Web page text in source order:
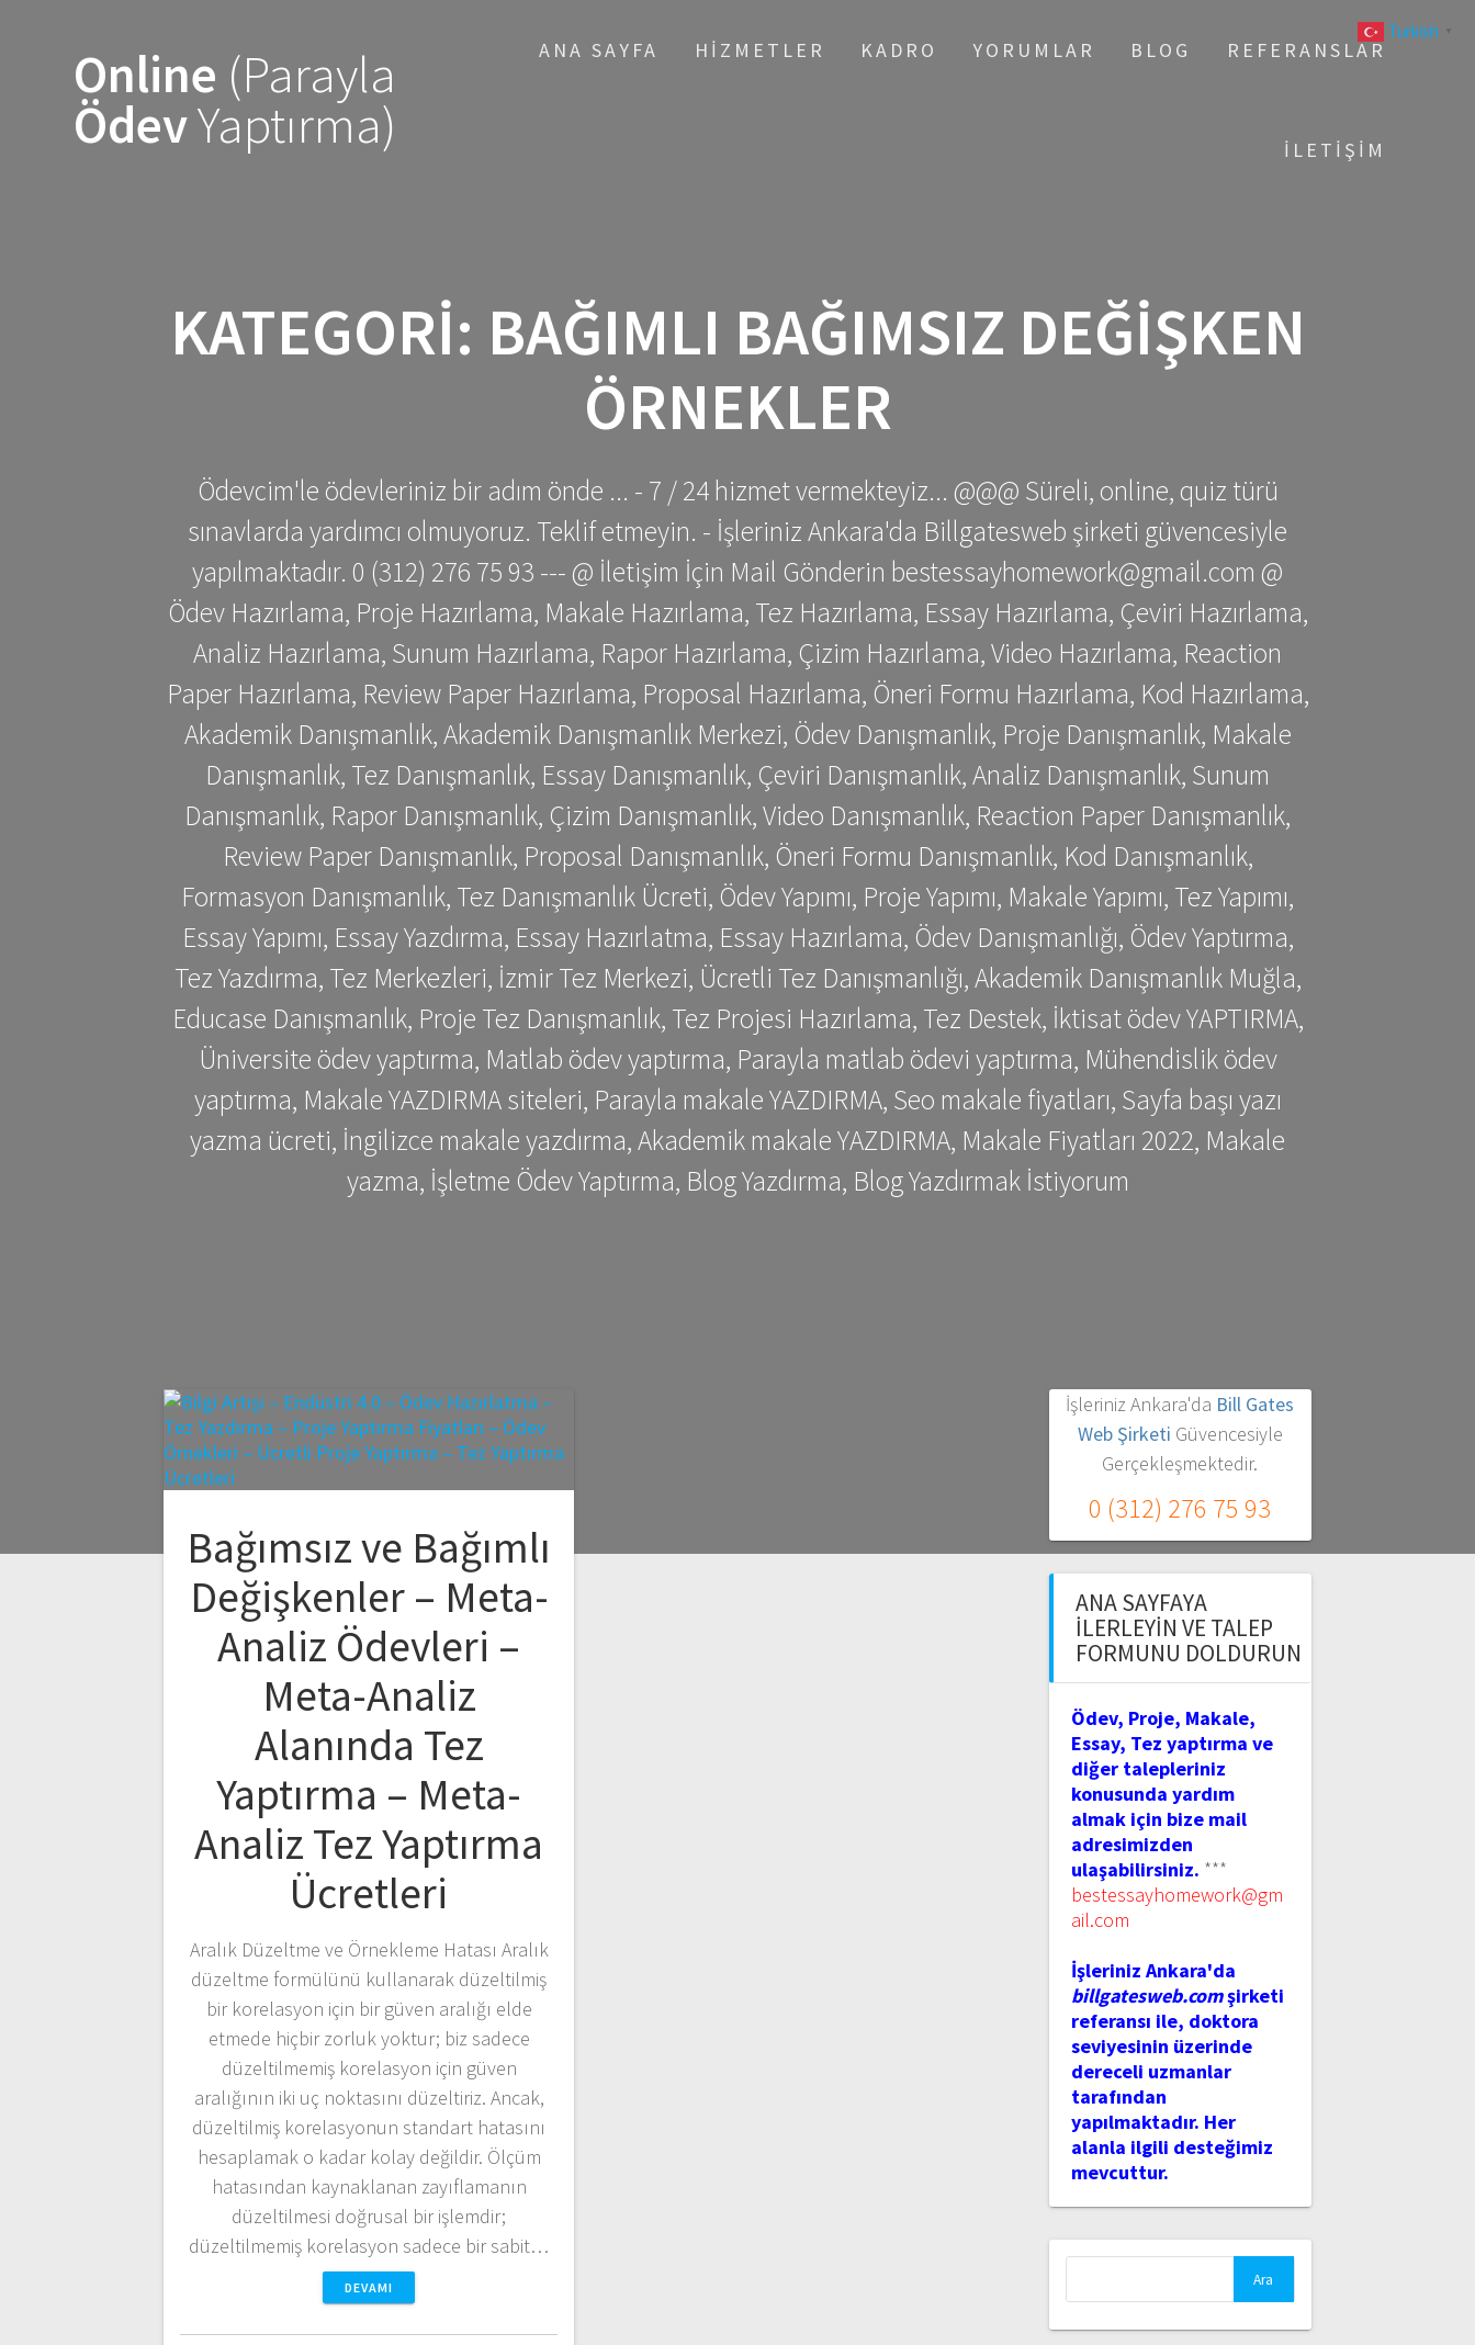
Online (Parayla
ÖdevYaptırma)
ANA SAYFA HIZMETLER KADRO YORUMLAR BLOG REFERANSLAR
İLETIŞIM
KATEGORI: BAĞIMLI BAĞIMSIZ DEĞIŞKEN
ÖRNEKLER
Ödevcim'le ödevleriniz bir adım önde ... - 7 / 24 hizmet vermekteyiz... @@@ Süreli, online, quiz türü
sınavlarda yardımcı olmuyoruz. Teklif etmeyin. - İşleriniz Ankara'da Billgatesweb şirketi güvencesiyle
yapılmaktadır. 0 (312) 276 75 93 --- @ İletişim İçin Mail Gönderin bestessayhomework@gmail.com @
Ödev Hazırlama, Proje Hazırlama, Makale Hazırlama, Tez Hazırlama, Essay Hazırlama, Çeviri Hazırlama,
Analiz Hazırlama, Sunum Hazırlama, Rapor Hazırlama, Çizim Hazırlama, Video Hazırlama, Reaction
Paper Hazırlama, Review Paper Hazırlama, Proposal Hazırlama, Öneri Formu Hazırlama, Kod Hazırlama,
Akademik Danışmanlık, Akademik Danışmanlık Merkezi, Ödev Danışmanlık, Proje Danışmanlık, Makale
Danışmanlık, Tez Danışmanlık, Essay Danışmanlık, Çeviri Danışmanlık, Analiz Danışmanlık, Sunum
Danışmanlık, Rapor Danışmanlık, Çizim Danışmanlık, Video Danışmanlık, Reaction Paper Danışmanlık,
Review Paper Danışmanlık, Proposal Danışmanlık, Öneri Formu Danışmanlık, Kod Danışmanlık,
Formasyon Danışmanlık, Tez Danışmanlık Ücreti, Ödev Yapımı, Proje Yapımı, Makale Yapımı, Tez Yapımı,
Essay Yapımı, Essay Yazdırma, Essay Hazırlatma, Essay Hazırlama, Ödev Danışmanlığı, Ödev Yaptırma,
Tez Yazdırma, Tez Merkezleri, İzmir Tez Merkezi, Ücretli Tez Danışmanlığı, Akademik Danışmanlık Muğla,
Educase Danışmanlık, Proje Tez Danışmanlık, Tez Projesi Hazırlama, Tez Destek, İktisat ödev YAPTIRMA,
Üniversite ödev yaptırma, Matlab ödev yaptırma, Parayla matlab ödevi yaptırma, Mühendislik ödev
yaptırma, Makale YAZDIRMA siteleri, Parayla makale YAZDIRMA, Seo makale fiyatları, Sayfa başı yazı
yazma ücreti, İngilizce makale yazdırma, Akademik makale YAZDIRMA, Makale Fiyatları 2022, Makale
yazma, İşletme Ödev Yaptırma, Blog Yazdırma, Blog Yazdırmak İstiyorum
Bağımsız ve Bağımlı
Değişkenler – Meta-
Analiz Ödevleri –
Meta-Analiz
Alanında Tez
Yaptırma – Meta-
Analiz Tez Yaptırma
Ücretleri
Aralık Düzeltme ve Örnekleme Hatası Aralık
düzeltme formülünü kullanarak düzeltilmiş
bir korelasyon için bir güven aralığı elde
etmede hiçbir zorluk yoktur; biz sadece
düzeltilmemiş korelasyon için güven
aralığının iki uç noktasını düzeltiriz. Ancak,
düzeltilmiş korelasyonun standart hatasını
hesaplamak o kadar kolay değildir. Ölçüm
hatasından kaynaklanan zayıflamanın
düzeltilmesi doğrusal bir işlemdir;
düzeltilmemiş korelasyon sadece bir sabit…
DEVAMI
İşleriniz Ankara'da Bill Gates
Web Şirketi Güvencesiyle
Gerçekleşmektedir.
0 (312) 276 75 93
ANA SAYFAYA
İLERLEYIN VE TALEP
FORMUNU DOLDURUN
Ödev, Proje, Makale,
Essay, Tez yaptırma ve
diğer talepleriniz
konusunda yardım
almak için bize mail
adresimizden
ulaşabilirsiniz. ***
bestessayhomework@gm
ail.com
İşleriniz Ankara'da
billgatesweb.comşirketi
referansı ile, doktora
seviyesinin üzerinde
dereceli uzmanlar
tarafından
yapılmaktadır. Her
alanla ilgili desteğimiz
mevcuttur.
Turkish ▼